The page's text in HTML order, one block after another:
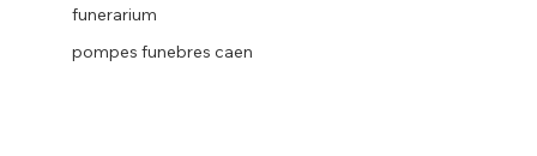
funerarium
pompes funebres caen